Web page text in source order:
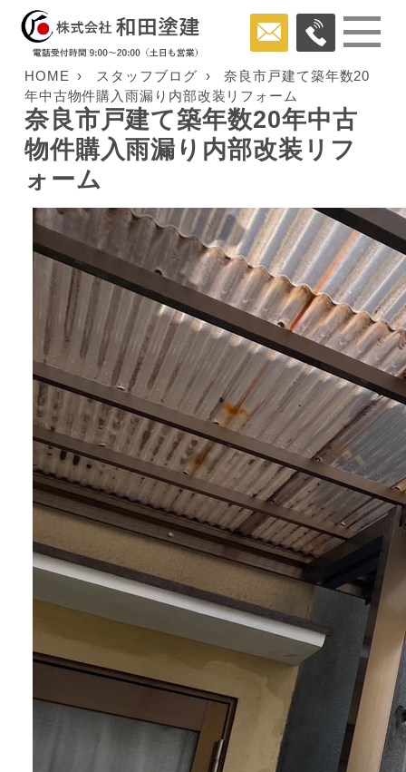
HOME スタッフブログ
奈良市戸建て築年数20
年中古物件購入雨漏り内部改装リフォーム
奈良市戸建て築年数20年中古
物件購入雨漏り内部改装リフ
ォーム